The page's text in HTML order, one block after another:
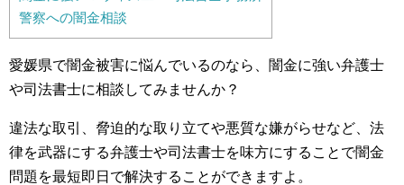
警察への闇金相談
愛媛県で闇金被害に悩んでいるのなら、闇金に強い弁護士
や司法書士に相談してみませんか？
違法な取引、脅迫的な取り立てや悪質な嫌がらせなど、法
律を武器にする弁護士や司法書士を味方にすることで闇金
問題を最短即日で解決することができますよ。